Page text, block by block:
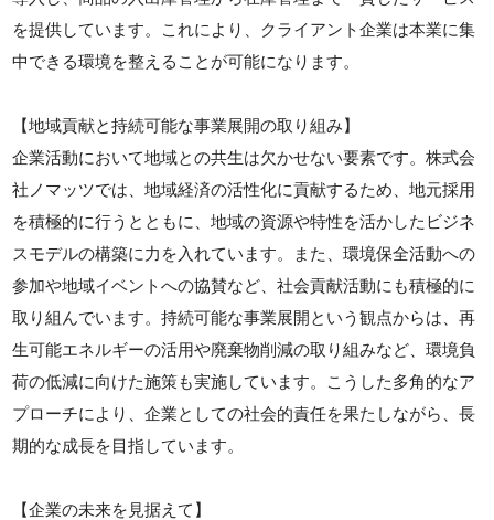
を提供しています。これにより、クライアント企業は本業に集
中できる環境を整えることが可能になります。
【地域貢献と持続可能な事業展開の取り組み】
企業活動において地域との共生は欠かせない要素です。株式会
社ノマッツでは、地域経済の活性化に貢献するため、地元採用
を積極的に行うとともに、地域の資源や特性を活かしたビジネ
スモデルの構築に力を入れています。また、環境保全活動への
参加や地域イベントへの協賛など、社会貢献活動にも積極的に
取り組んでいます。持続可能な事業展開という観点からは、再
生可能エネルギーの活用や廃棄物削減の取り組みなど、環境負
荷の低減に向けた施策も実施しています。こうした多角的なア
プローチにより、企業としての社会的責任を果たしながら、長
期的な成長を目指しています。
【企業の未来を見据えて】